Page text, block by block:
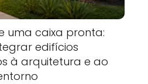
uma caixa pronta:
edifícios
à arquitetura e ao